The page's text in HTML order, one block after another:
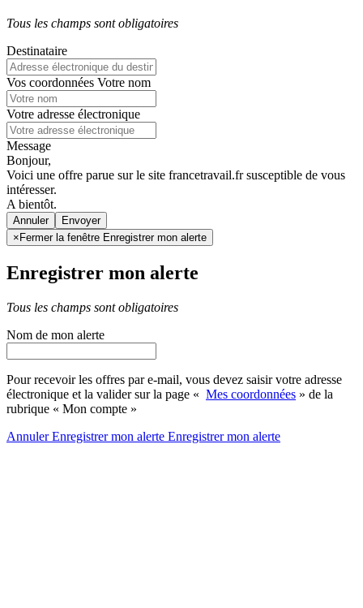
Tous les champs sont obligatoires
Destinataire
Vos coordonnées Votre nom
Votre adresse électronique
Message
Bonjour,
Voici une offre parue sur le site francetravail.fr susceptible de vous
intéresser.
A bientôt.
Annuler
× Fermer la fenêtre Enregistrer mon alerte
Enregistrer mon alerte
Tous les champs sont obligatoires
Nom de mon alerte
Pour recevoir les offres par e-mail, vous devez saisir votre adresse
électronique et la valider sur la page « Mes coordonnées » de la
rubrique « Mon compte »
AnnulerEnregistrer mon alerte Enregistrermon alerte